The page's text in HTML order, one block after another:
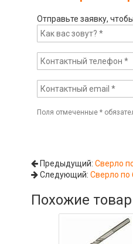
Отправьте заявку,
Поля отмеченные*
Предыдущий:Сверло
Следующий:Сверло по
Похожие